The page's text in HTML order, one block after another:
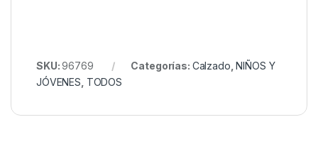
SKU:96769 Categorías: Calzado,NIÑOS Y
JÓVENES, TODOS